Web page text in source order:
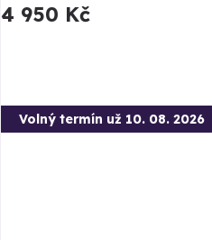
4 950 Kč
Volný termín už 10. 08. 2026